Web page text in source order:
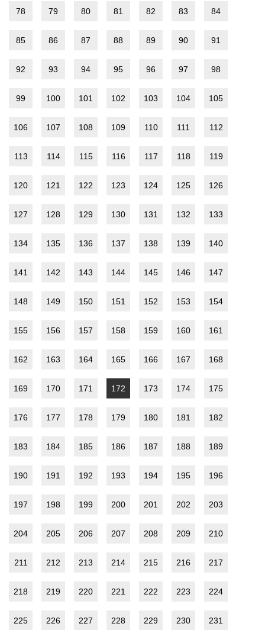
78 79 80 81 82 83 84
85 86 87 88 89 90 91
92 93 94 95 96 97 98
99 100 101 102 103 104 105
106 107 108 109 110 111 112
113 114 115 116 117 118 119
120 121 122 123 124 125 126
127 128 129 130 131 132 133
134 135 136 137 138 139 140
141 142 143 144 145 146 147
148 149 150 151 152 153 154
155 156 157 158 159 160 161
162 163 164 165 166 167 168
169 170 171 172 173 174 175
176 177 178 179 180 181 182
183 184 185 186 187 188 189
190 191 192 193 194 195 196
197 198 199 200 201 202 203
204 205 206 207 208 209 210
211 212 213 214 215 216 217
218 219 220 221 222 223 224
225 226 227 228 229 230 231